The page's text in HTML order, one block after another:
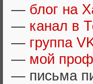
— блог на
— канал в
— группа
— мой
— письма